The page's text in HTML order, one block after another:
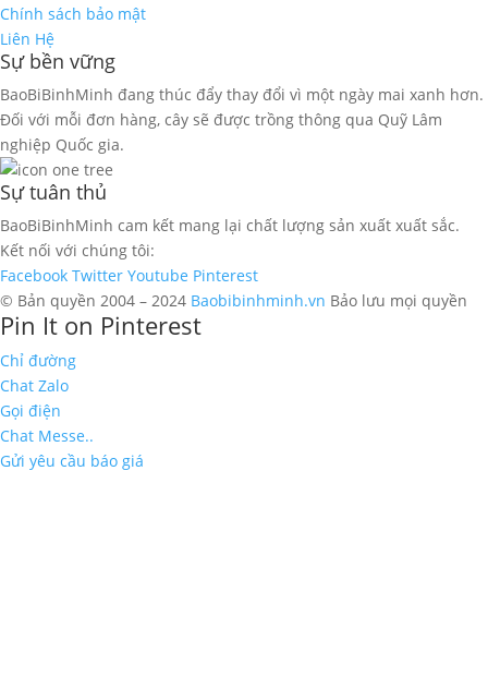
Chính sách bảo mật
Liên Hệ
Sự bền vững
BaoBiBinhMinh đang thúc đẩy thay đổi vì một ngày mai xanh hơn.
Đối với mỗi đơn hàng, cây sẽ được trồng thông qua Quỹ Lâm
nghiệp Quốc gia.
Sự tuân thủ
BaoBiBinhMinh cam kết mang lại chất lượng sản xuất xuất sắc.
Kết nối với chúng tôi:
Facebook Twitter Youtube Pinterest
© Bản quyền 2004 – 2024 Baobibinhminh.vn Bảo lưu mọi quyền
Pin It on Pinterest
Chỉ đường
Chat Zalo
Gọi điện
Chat Messe..
Gửi yêu cầu báo giá